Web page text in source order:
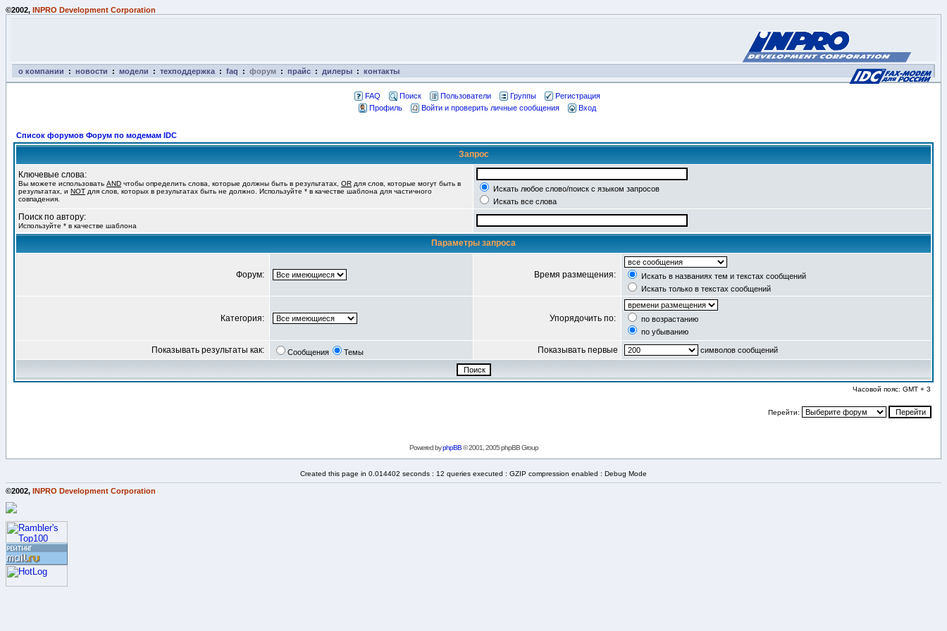
©2002, INPRO Development Corporation
о компании : новости : модели : техподдержка : faq : форум : прайс : дилеры : контакты
FAQ Поиск Пользователи Группы
Регистрация
Профиль
Войти и проверить личные сообщения Вход
Список форумов Форум по модемам IDC
Запрос
Ключевые слова:
Вы можете использовать AND чтобы определить слова, которые должны быть в результатах, OR для слов, которые могут быть в
результатах, и NOT для слов, которых в результатах быть не должно. Используйте * в качестве шаблона для частичного
совпадения.
Искать любое слово/поиск с языком запросов
Искать все слова
Поиск по автору:
Используйте * в качестве шаблона
Параметры запроса
Форум: Время размещения:
Искать в названиях тем и текстах сообщений
Искать только в текстах сообщений
Категория: Упорядочить по:
по возрастанию
по убыванию
Показывать результаты как: Сообщения Темы Показывать первые символов сообщений
Часовой пояс: GMT + 3
Перейти:
Powered byphpBB© 2001, 2005 phpBB Group
Created this page in 0.014402 seconds : 12 queries executed : GZIP compression enabled : Debug Mode
©2002, INPRO Development Corporation